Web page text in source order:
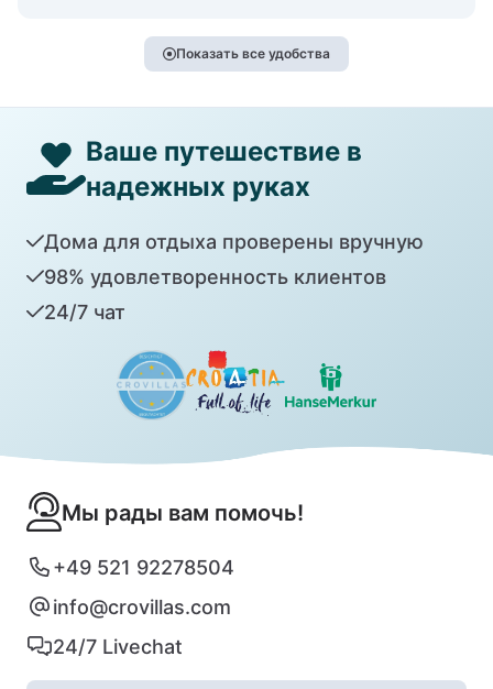
Показать все удобства
Ваше путешествие в
надежных руках
Дома для отдыха проверены вручную
98% удовлетворенность клиентов
24/7 чат
Мы рады вам помочь!
+49 521 92278504
info@crovillas.com
24/7 Livechat